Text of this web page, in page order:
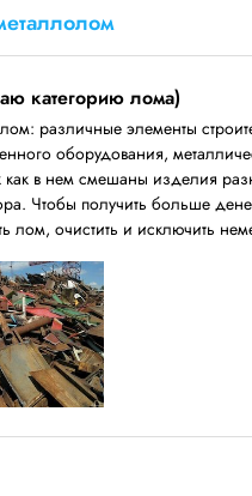
категорию лома)
различные элементы
оборудования,
как в нем смешаны изделия
Чтобы получить больше
лом, очистить и исключить